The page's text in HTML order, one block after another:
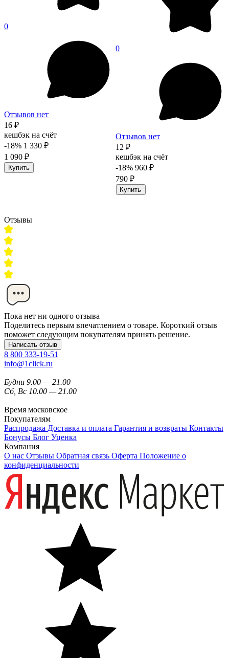
0
Отзывов нет
16 ₽
кешбэк на счёт
-18% 1 330 ₽
1 090 ₽
Купить
0
Отзывов нет
12 ₽
кешбэк на счёт
-18% 960 ₽
790 ₽
Купить
Отзывы
Пока нет ни одного отзыва
Поделитесь первым впечатлением о товаре. Короткий отзыв
поможет следующим покупателям принять решение.
Написать отзыв
8 800 333-19-51
info@1click.ru
Будни 9.00 — 21.00
Сб, Вс 10.00 — 21.00
Время московское
Покупателям
Распродажа Доставка и оплата Гарантия и возвраты Контакты
Бонусы Блог Уценка
Компания
О нас Отзывы Обратная связь Оферта Положение о
конфиденциальности